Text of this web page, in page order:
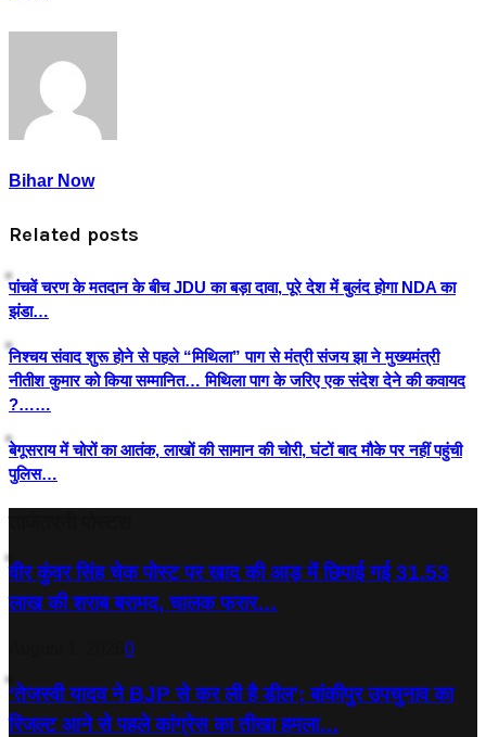
Bihar Now
Related posts
पांचवें चरण के मतदान के बीच JDU का बड़ा दावा, पूरे देश में बुलंद होगा NDA का
झंडा…
निश्चय संवाद शुरू होने से पहले “मिथिला” पाग से मंत्री संजय झा ने मुख्यमंत्री
नीतीश कुमार को किया सम्मानित… मिथिला पाग के जरिए एक संदेश देने की कवायद
?……
बेगूसराय में चोरों का आतंक, लाखों की सामान की चोरी, घंटों बाद मौके पर नहीं पहुंची
पुलिस…
वीर कुंवर सिंह चेक पोस्ट पर खाद की आड़ में छिपाई गई 31.53
लाख की शराब बरामद, चालक फरार…
0
‘तेजस्‍वी यादव ने BJP से कर ली है डील’; बांकीपुर उपचुनाव का
रिजल्‍ट आने से पहले कांग्रेस का तीखा हमला…